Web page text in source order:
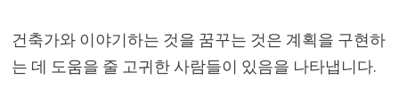
건축가와 이야기하는 것을 꿈꾸는 것은 계획을 구현하
는 데 도움을 줄 고귀한 사람들이 있음을 나타냅니다.